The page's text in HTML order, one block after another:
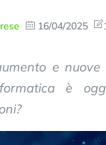
16/04/2025
e
è